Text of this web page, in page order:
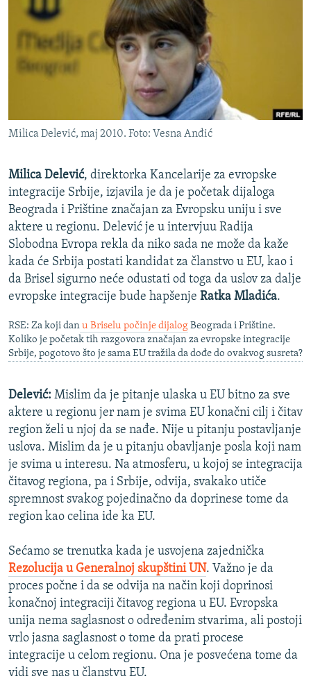
ISPRIČAJ MI
DNEVNO@RSE
SPECIJALI RSE
POPLAVE I KLIZIŠTA U BIH 2024.
POST SCRIPTUM
MOJA EVROPA
TRI DECENIJE OD RATA U BIH
SVE KARTE DEJTONA
NASTANAK I RASPAD JUGOSLAVIJE
Sve RFE/RL stranice
Milica Delević, maj 2010. Foto: Vesna Anđić
Milica Delević, direktorka Kancelarije za evropske
integracije Srbije, izjavila je da je početak dijaloga
Beograda i Prištine značajan za Evropsku uniju i sve
aktere u regionu. Delević je u intervjuu Radija
Slobodna Evropa rekla da niko sada ne može da kaže
kada će Srbija postati kandidat za članstvo u EU, kao i
da Brisel sigurno neće odustati od toga da uslov za dalje
evropske integracije bude hapšenje Ratka Mladića.
RSE: Za koji dan u Briselu počinje dijalog Beograda i Prištine.
Koliko je početak tih razgovora značajan za evropske integracije
Srbije, pogotovo što je sama EU tražila da dođe do ovakvog susreta?
Delević: Mislim da je pitanje ulaska u EU bitno za sve
aktere u regionu jer nam je svima EU konačni cilj i čitav
region želi u njoj da se nađe. Nije u pitanju postavljanje
uslova. Mislim da je u pitanju obavljanje posla koji nam
je svima u interesu. Na atmosferu, u kojoj se integracija
čitavog regiona, pa i Srbije, odvija, svakako utiče
spremnost svakog pojedinačno da doprinese tome da
region kao celina ide ka EU.
Sećamo se trenutka kada je usvojena zajednička
Rezolucija u Generalnoj skupštini UN. Važno je da
proces počne i da se odvija na način koji doprinosi
konačnoj integraciji čitavog regiona u EU. Evropska
unija nema saglasnost o određenim stvarima, ali postoji
vrlo jasna saglasnost o tome da prati procese
integracije u celom regionu. Ona je posvećena tome da
vidi sve nas u članstvu EU.